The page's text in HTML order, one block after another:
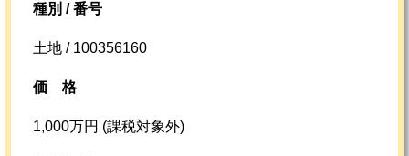
種別 / 番号
土地 / 100356160
価格
1,000万円 (課税対象外)